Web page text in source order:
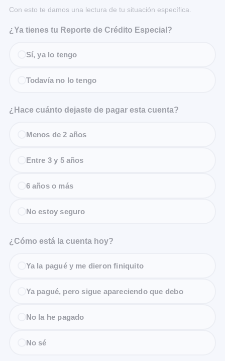
Con esto te damos una lectura de tu situación específica.
¿Ya tienes tu Reporte de Crédito Especial?
Sí, ya lo tengo
Todavía no lo tengo
¿Hace cuánto dejaste de pagar esta cuenta?
Menos de 2 años
Entre 3 y 5 años
6 años o más
No estoy seguro
¿Cómo está la cuenta hoy?
Ya la pagué y me dieron finiquito
Ya pagué, pero sigue apareciendo que debo
No la he pagado
No sé